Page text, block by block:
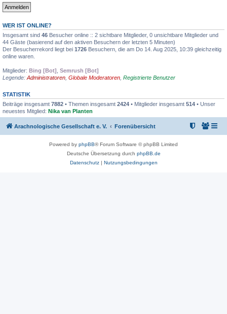
WER IST ONLINE?
Insgesamt sind 46 Besucher online :: 2 sichtbare Mitglieder, 0 unsichtbare Mitglieder und
44 Gäste (basierend auf den aktiven Besuchern der letzten 5 Minuten)
Der Besucherrekord liegt bei 1726 Besuchern, die am Do 14. Aug 2025, 10:39 gleichzeitig
online waren.
Mitglieder: Bing [Bot] Semrush [Bot]
Legende: Administratoren Globale Moderatoren Registrierte Benutzer
STATISTIK
Beiträge insgesamt 7882 • Themen insgesamt 2424 • Mitglieder insgesamt 514 • Unser
neuestes Mitglied: Nika van Planten
Arachnologische Gesellschaft e. V. Forenübersicht
Powered by phpBB® Forum Software © phpBB Limited
Deutsche Übersetzung durch phpBB.de
Datenschutz| Nutzungsbedingungen